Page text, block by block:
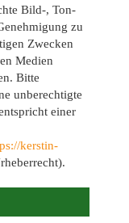
Bild-, Ton-
zu
Zwecken
Medien
Bitte
unberechtigte
einer
kerstin-